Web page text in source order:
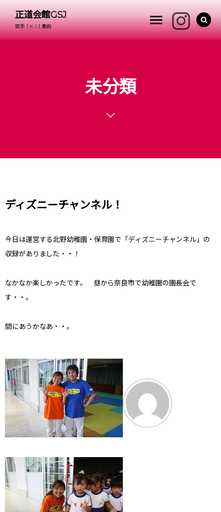
正道会館GSJ
空手｜K-1｜柔術
未分類
ディズニーチャンネル！
今日は運営する北野幼稚園・保育園で「ディズニーチャンネル」の
収録がありました・・！
なかなか楽しかったです。 昼から奈良市で幼稚園の園長会で
す・・。
間にあうかなあ・・。